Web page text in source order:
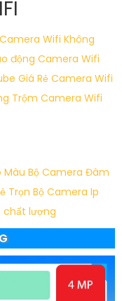
Camera Wifi Không
động Camera Wifi
Giá RẻCamera Wifi
Trộm Camera Wifi
Màu Bộ Camera Đàm
Trọn Bộ Camera Ip
chất lượng